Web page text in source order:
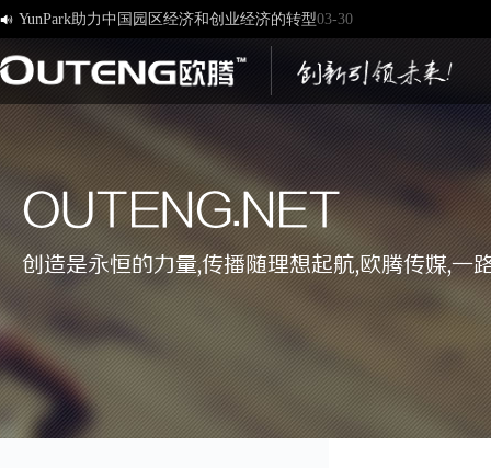
 [欧腾]官方网站，欢迎您的访问！03-17
济南欧腾文化传媒有限公司，新版网站正式开通！ 03-12
创造一流品牌 打造一流服务01-09
OUTENG.NET
创造是永恒的力量,传播随理想起航,欧腾传媒,一